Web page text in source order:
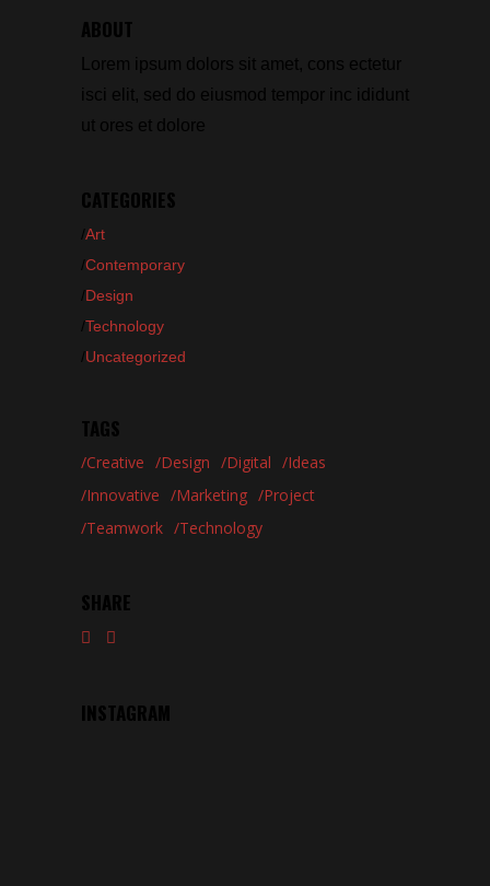
ABOUT
Lorem ipsum dolors sit amet, cons ectetur
isci elit, sed do eiusmod tempor inc ididunt
ut ores et dolore
CATEGORIES
Art
Contemporary
Design
Technology
Uncategorized
TAGS
Creative Design Digital
Ideas
Innovative
Marketing
Project
Teamwork
Technology
SHARE
INSTAGRAM